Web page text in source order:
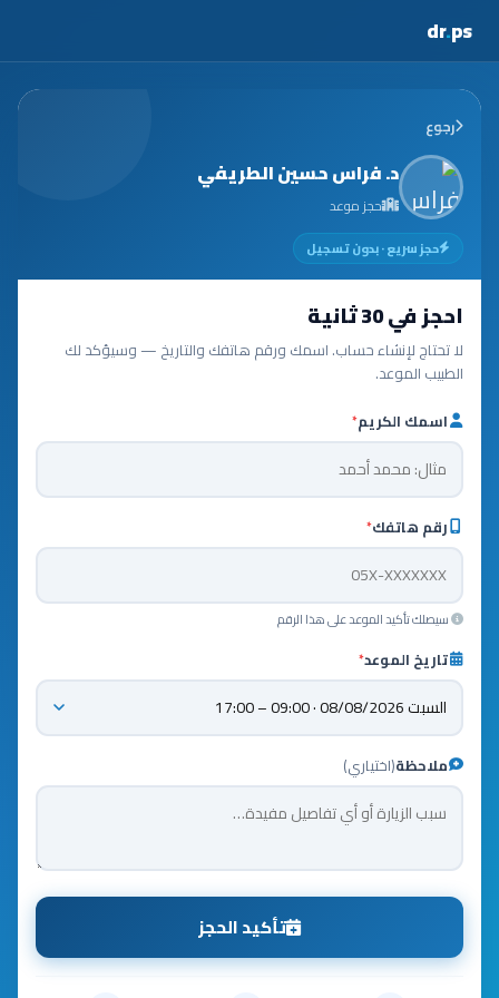
dr.ps
رجوع
د. فراس حسين الطريفي
حجز موعد
حجز سريع · بدون تسجيل
احجز في 30 ثانية
لا تحتاج لإنشاء حساب. اسمك ورقم هاتفك والتاريخ — وسيؤكد لك
الطبيب الموعد.
اسمك الكريم*
رقم هاتفك*
سيصلك تأكيد الموعد على هذا الرقم
تاريخ الموعد*
ملاحظة(اختياري)
تأكيد الحجز